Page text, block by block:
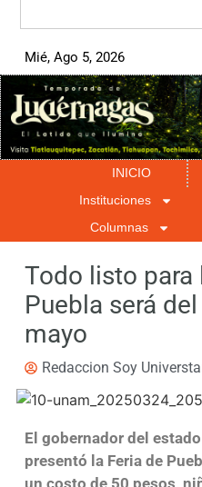
Mié, Ago 5, 2026
INICIO
Instituciones
Columnas
Todo listo para
Puebla será
mayo
Redaccion Soy
El gobernador del
presentó la Feria de
un costo de 50 pesos,